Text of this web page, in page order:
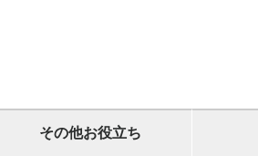
その他お役立ち